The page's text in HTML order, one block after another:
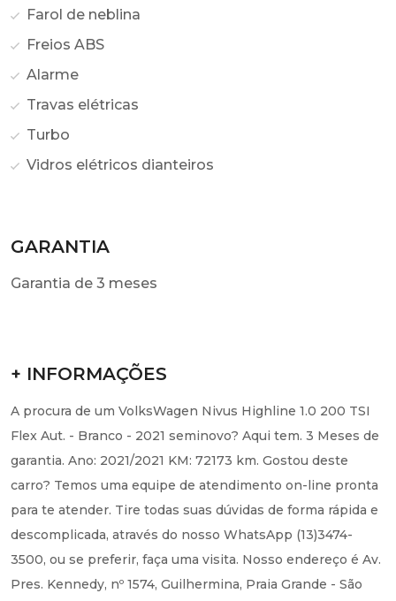
Farol de neblina
Freios ABS
Alarme
Travas elétricas
Turbo
Vidros elétricos dianteiros
GARANTIA
Garantia de 3 meses
+ INFORMAÇÕES
A procura de um VolksWagen Nivus Highline 1.0 200 TSI
Flex Aut. - Branco - 2021 seminovo? Aqui tem. 3 Meses de
garantia. Ano: 2021/2021 KM: 72173 km. Gostou deste
carro? Temos uma equipe de atendimento on-line pronta
para te atender. Tire todas suas dúvidas de forma rápida e
descomplicada, através do nosso WhatsApp (13)3474-
3500, ou se preferir, faça uma visita. Nosso endereço é Av.
Pres. Kennedy, nº 1574, Guilhermina, Praia Grande - São